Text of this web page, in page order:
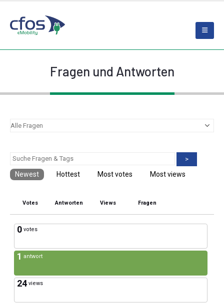
Fragen und Antworten
>
Newest Hottest Most votes Most views
Votes Antworten Views Fragen
0 votes
1 antwort
24 views